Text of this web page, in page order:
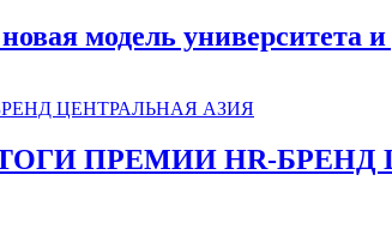
модель университета и
ПРЕМИИ HR-БРЕНД